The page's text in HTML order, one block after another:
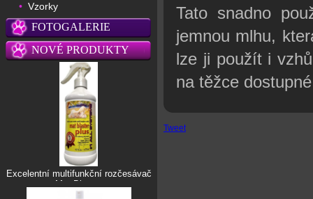
• Vzorky
FOTOGALERIE
NOVÉ PRODUKTY
Excelentní multifunkční rozčesávač
Mat Blaster
Tato snadno
jemnou mlhu,
lze ji použít i
na těžce
Tweet